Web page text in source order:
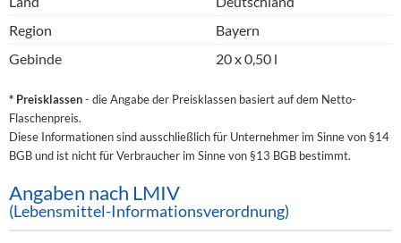
Region
Bayern
Gebinde
20 x 0,50 l
* Preisklassen- die Angabe der Preisklassen basiert auf dem Netto-
Flaschenpreis.
Diese Informationen sind ausschließlich für Unternehmer im Sinne von §14
BGB und ist nicht für Verbraucher im Sinne von §13 BGB bestimmt.
Angaben nach LMIV
(Lebensmittel-Informationsverordnung)